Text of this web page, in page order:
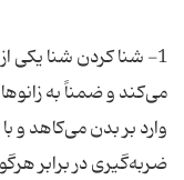
1- شنا کردن شنا یکی
می‌کند و ضمناً به
وارد بر بدن می‌کاهد و با
ضربه‌گیری در برابر